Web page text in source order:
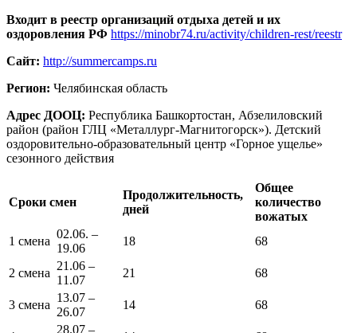
Входит в реестр организаций отдыха детей и их
оздоровления РФ https://minobr74.ru/activity/children-rest/reestr
Сайт: http://summercamps.ru
Регион: Челябинская область
Адрес ДООЦ: Республика Башкортостан, Абзелиловский
район (район ГЛЦ «Металлург-Магнитогорск»). Детский
оздоровительно-образовательный центр «Горное ущелье»
сезонного действия
Сроки смен
Продолжительность,
дней
Общее
количество
вожатых
1 смена
02.06. –
19.06
18 68
2 смена
21.06 –
11.07
21 68
3 смена
13.07 –
26.07
14 68
28.07 –